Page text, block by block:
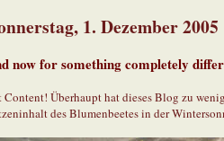
1. Dezember 2005
now for something completely
Content! Überhaupt hat dieses Blog zu
des Blumenbeetes in der